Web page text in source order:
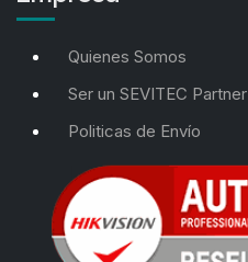
Quienes Somos
Ser un SEVITEC Partner
Politicas de Envío